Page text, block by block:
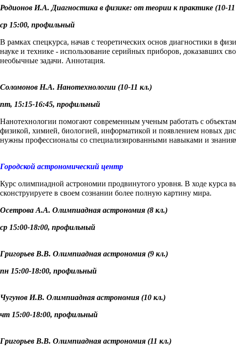
Родионов И.А. Диагностика в физике: от теории к практике (10-11
ср 15:00, профильный
В рамках спецкурса, начав с теоретических основ диагностики в
науке и технике - использование серийных приборов, доказавших
необычные задачи. Аннотация.
Соломонов Н.А. Нанотехнологии (10-11 кл.)
пт, 15:15-16:45, профильный
Нанотехнологии помогают современным ученым работать с
физикой, химией, биологией, информатикой и появлением новых
нужны профессионалы со специализированными навыками и
Городской астрономический центр
Курс олимпиадной астрономии продвинутого уровня. В ходе курса
сконструируете в своем сознании более полную картину мира.
Осетрова А.А. Олимпиадная астрономия (8 кл.)
ср 15:00-18:00, профильный
Григорьев В.В. Олимпиадная астрономия (9 кл.)
пн 15:00-18:00, профильный
Чугунов И.В. Олимпиадная астрономия (10 кл.)
чт 15:00-18:00, профильный
Григорьев В.В. Олимпиадная астрономия (11 кл.)